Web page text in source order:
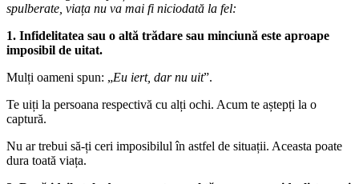
spulberate, viața nu va mai fi niciodată la fel:
1. Infidelitatea sau o altă trădare sau minciună este aproape
imposibil de uitat.
Mulți oameni spun: „Eu iert, dar nu uit”.
Te uiți la persoana respectivă cu alți ochi. Acum te aștepți la o
captură.
Nu ar trebui să-ți ceri imposibilul în astfel de situații. Aceasta poate
dura toată viața.